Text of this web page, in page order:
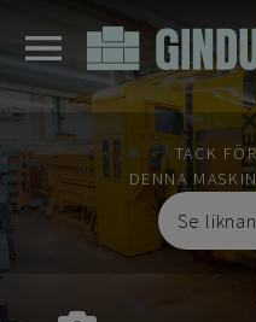
TACK
DENNA
Se